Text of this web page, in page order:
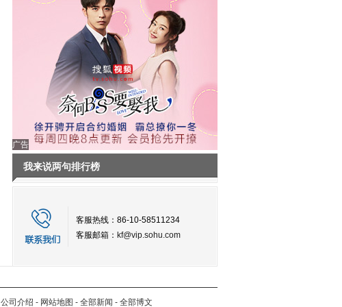
广告
我来说两句排行榜
客服热线：86-10-58511234
客服邮箱： kf@vip.sohu.com
公司介绍 - 网站地图 - 全部新闻 - 全部博文